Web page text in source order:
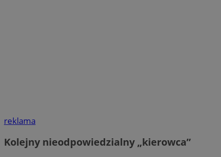
reklama
Kolejny nieodpowiedzialny „kierowca”